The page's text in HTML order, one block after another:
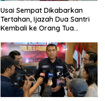
Usai Sempat Dikabarkan
Tertahan, Ijazah Dua Santri
Kembali ke Orang Tua